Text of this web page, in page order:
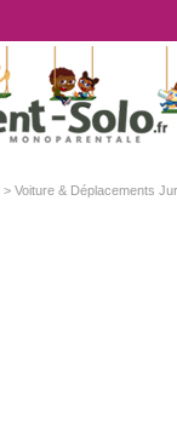
> Voiture & Déplacements